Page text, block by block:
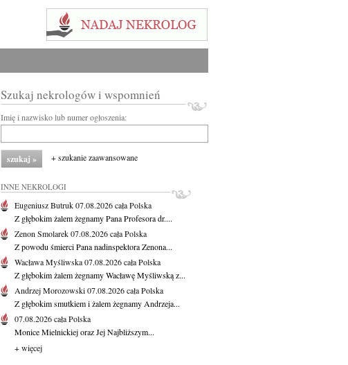
Szukaj nekrologów i wspomnień
Imię i nazwisko lub numer ogłoszenia:
+ szukanie zaawansowane
INNE NEKROLOGI
Eugeniusz Butruk07.08.2026cała Polska
Z głębokim żalem żegnamy Pana Profesora dr....
Zenon Smolarek07.08.2026cała Polska
Z powodu śmierci Pana nadinspektora Zenona...
Wacława Myśliwska07.08.2026cała Polska
Z głębokim żalem żegnamy Wacławę Myśliwską z...
Andrzej Morozowski07.08.2026cała Polska
Z głębokim smutkiem i żalem żegnamy Andrzeja...
07.08.2026cała Polska
Monice Mielnickiej oraz Jej Najbliższym...
+ więcej